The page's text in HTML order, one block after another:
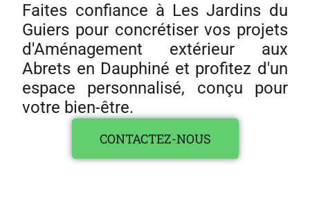
Faites confiance à Les Jardins du
Guiers pour concrétiser vos projets
d'Aménagement extérieur aux
Abrets en Dauphiné et profitez d'un
espace personnalisé, conçu pour
votre bien-être.
CONTACTEZ-NOUS